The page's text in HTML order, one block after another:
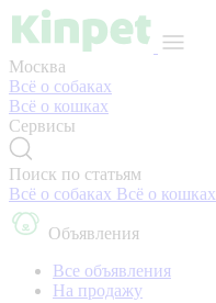
Москва
Всё о собаках
Всё о кошках
Сервисы
Поиск по статьям
Всё о собаках Всё о кошках
Объявления
Все объявления
На продажу